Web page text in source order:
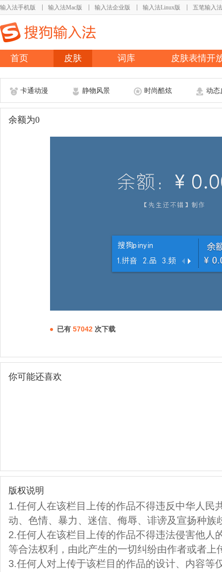
输入法手机版 输入法Mac版 输入法企业版 输入法Linux版 五笔输入法
首页 皮肤 词库 皮肤表情开
卡通动漫 静物风景 时尚酷炫 动态
余额为0
已有 57042 次下载
你可能还喜欢
版权说明
1.任何人在该栏目上传的作品不得违反中华人民
动、色情、暴力、迷信、侮辱、诽谤及宣扬种族
2.任何人在该栏目上传的作品不得违法侵害他人
等合法权利，由此产生的一切纠纷由作者或者上
3.任何人对上传于该栏目的作品的设计、内容等